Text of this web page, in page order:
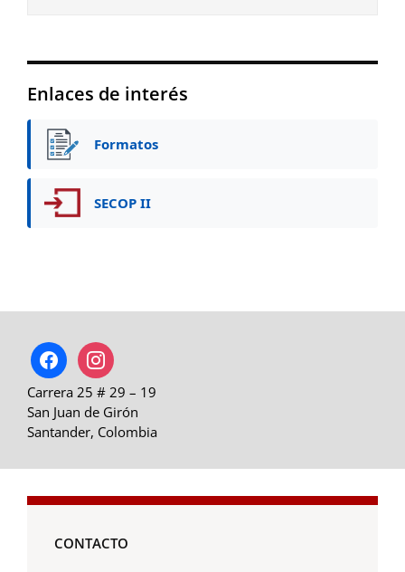
Enlaces de interés
Formatos
SECOP II
facebookinstagram
Carrera 25 # 29 – 19
San Juan de Girón
Santander, Colombia
CONTACTO